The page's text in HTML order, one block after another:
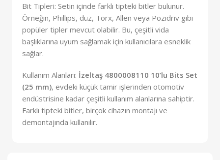
Bit Tipleri: Setin içinde farklı tipteki bitler bulunur.
Örneğin, Phillips, düz, Torx, Allen veya Pozidriv gibi
popüler tipler mevcut olabilir. Bu, çeşitli vida
başlıklarına uyum sağlamak için kullanıcılara esneklik
sağlar.
Kullanım Alanları: İzeltaş 4800008110 10’lu Bits Set
(25 mm), evdeki küçük tamir işlerinden otomotiv
endüstrisine kadar çeşitli kullanım alanlarına sahiptir.
Farklı tipteki bitler, birçok cihazın montajı ve
demontajında kullanılır.